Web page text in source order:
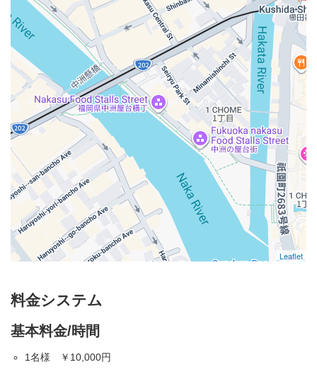
Leaflet
料金システム
基本料金/時間
1名様 ￥10,000円